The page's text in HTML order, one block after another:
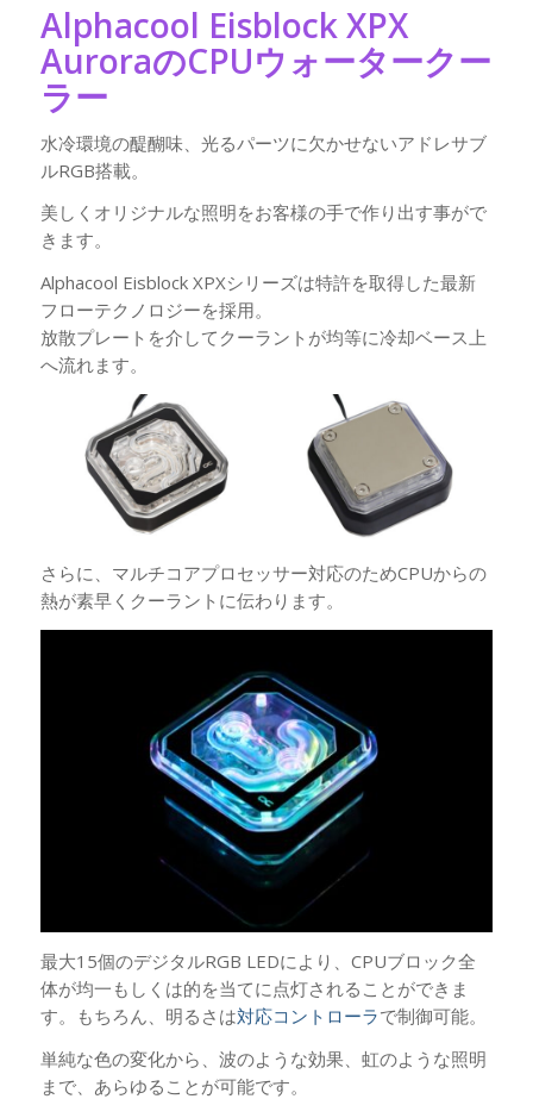
Alphacool Eisblock XPX
AuroraのCPUウォータークー
ラー
水冷環境の醍醐味、光るパーツに欠かせないアドレサブ
ルRGB搭載。
美しくオリジナルな照明をお客様の手で作り出す事がで
きます。
Alphacool Eisblock XPXシリーズは特許を取得した最新
フローテクノロジーを採用。
放散プレートを介してクーラントが均等に冷却ベース上
へ流れます。
さらに、マルチコアプロセッサー対応のためCPUからの
熱が素早くクーラントに伝わります。
最大15個のデジタルRGB LEDにより、CPUブロック全
体が均一もしくは的を当てに点灯されることができま
す。もちろん、明るさは対応コントローラで制御可能。
単純な色の変化から、波のような効果、虹のような照明
まで、あらゆることが可能です。